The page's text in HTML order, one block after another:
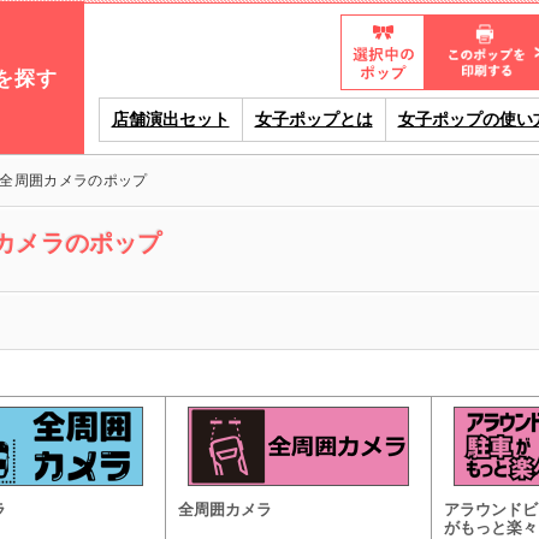
全周囲カメラのポップ
メラのポップ
全周囲カメラ
アラウンド
がもっと楽
店舗演出セット 女子ポップとは 女子ポップの使い
探す